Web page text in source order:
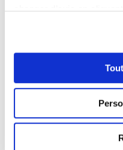
changer d’avis en
Dernière
Pierre-